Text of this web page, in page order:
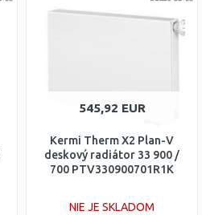
Porovnať
545,92 EUR
Kermi Therm X2 Plan-V
deskový radiátor 33 900 /
700 PTV330900701R1K
NIE JE SKLADOM